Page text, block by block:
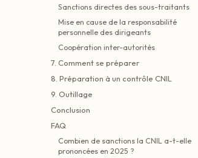
Sanctions directes des sous-traitants
Mise en cause de la responsabilité
personnelle des dirigeants
Coopération inter-autorités
7. Comment se préparer
8. Préparation à un contrôle CNIL
9. Outillage
Conclusion
FAQ
Combien de sanctions la CNIL a-t-elle
prononcées en 2025 ?